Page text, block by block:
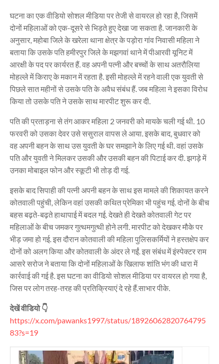
घटना का एक वीडियो सोशल मीडिया पर तेजी से वायरल हो रहा है, जिसमें
दोनों महिलाओं को एक-दूसरे से भिड़ते हुए देखा जा सकता है. जानकारी के
अनुसार, महोबा जिले के खरेला थाना क्षेत्र के पड़ोरा गांव निवासी महिला ने
बताया कि उसके पति हमीरपुर जिले के मझगवां थाने में पीआरवी यूनिट में
आरक्षी के पद पर कार्यरत हैं. वह अपनी पत्नी और बच्चों के साथ अतरौलिया
मोहल्ले में किराए के मकान में रहता है. इसी मोहल्ले में रहने वाली एक युवती से
पिछले सात महीनों से उसके पति के अवैध संबंध हैं. जब महिला ने इसका विरोध
किया तो उसके पति ने उसके साथ मारपीट शुरू कर दी.
पति की प्रताड़ना से तंग आकर महिला 2 जनवरी को मायके चली गई थी. 10
फरवरी को उसका देवर उसे ससुराल वापस ले आया. इसके बाद, बुधवार को
वह अपनी बहन के साथ उस युवती के घर समझाने के लिए गई थी. वहां उसके
पति और युवती ने मिलकर उसकी और उसकी बहन की पिटाई कर दी. झगड़े में
उनका मोबाइल फोन और स्कूटी भी तोड़ दी गई.
इसके बाद सिपाही की पत्नी अपनी बहन के साथ इस मामले की शिकायत करने
कोतवाली पहुंची, लेकिन वहां उसकी कथित प्रेमिका भी पहुंच गई. दोनों के बीच
बहस बढ़ते-बढ़ते हाथापाई में बदल गई. देखते ही देखते कोतवाली गेट पर
महिलाओं के बीच जमकर गुत्थमगुत्थी होने लगी. मारपीट को देखकर मौके पर
भीड़ जमा हो गई. इस दौरान कोतवाली की महिला पुलिसकर्मियों ने हस्तक्षेप कर
दोनों को अलग किया और कोतवाली के अंदर ले गईं. इस संबंध में इंस्पेक्टर राम
आसरे सरोज ने बताया कि दोनों महिलाओं के खिलाफ शांति भंग की धारा में
कार्रवाई की गई है. इस घटना का वीडियो सोशल मीडिया पर वायरल हो गया है,
जिस पर लोग तरह-तरह की प्रतिक्रियाएं दे रहे हैं.साभार पीके.
देखें वीडियो 👇
https://x.com/pawanks1997/status/18926062820764795
83?s=19